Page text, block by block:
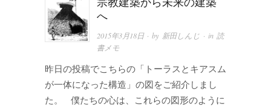
へ
2015年3月18日· by 新田しんじ · in読
書メモ
昨日の投稿でこちらの「トーラスとキアスム
が一体になった構造」の図をご紹介しまし
た。 僕たちの心は、これらの図形のように